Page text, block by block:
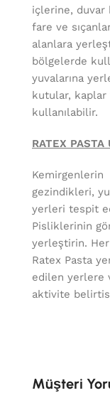
içlerine, duvar
fare ve
alanlara
bölgelerde
yuvalarına
kutular,
kullanılabilir.
RATEX PASTA
Kemirgenlerin
gezindikleri,
yerleri tespit
Pisliklerinin
yerleştirin.
Ratex Pasta
edilen yerlere
aktivite
Müşteri